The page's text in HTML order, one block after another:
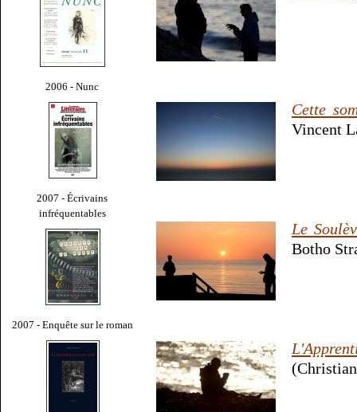
2006 - Nunc
2007 - Écrivains
infréquentables
2007 - Enquête sur le roman
Cette
Vincent
Le
Botho